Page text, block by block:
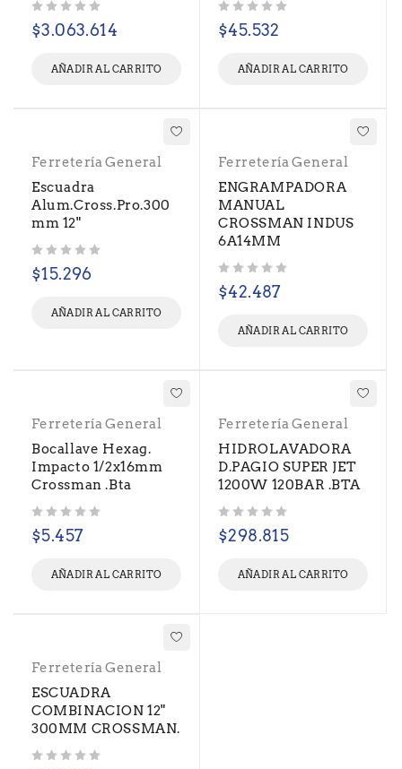
$3.063.614
AÑADIR AL CARRITO
$45.532
AÑADIR AL CARRITO
Ferretería General
Escuadra
Alum.Cross.Pro.300
mm 12"
$15.296
AÑADIR AL CARRITO
Ferretería General
ENGRAMPADORA
MANUAL
CROSSMAN INDUS
6A14MM
$42.487
AÑADIR AL CARRITO
Ferretería General
Bocallave Hexag.
Impacto 1/2x16mm
Crossman .Bta
$5.457
AÑADIR AL CARRITO
Ferretería General
HIDROLAVADORA
D.PAGIO SUPER JET
1200W 120BAR .BTA
$298.815
AÑADIR AL CARRITO
Ferretería General
ESCUADRA
COMBINACION 12"
300MM CROSSMAN.